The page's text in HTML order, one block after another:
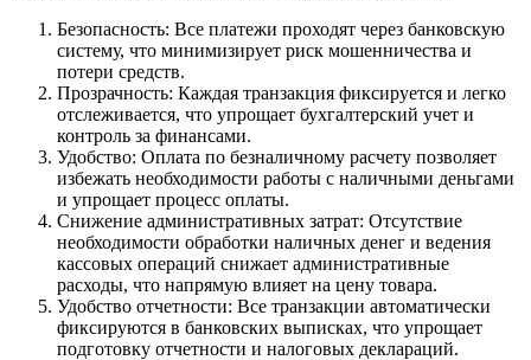
Безопасность: Все платежи проходят через банковскую
систему, что минимизирует риск мошенничества и
потери средств.
Прозрачность: Каждая транзакция фиксируется и легко
отслеживается, что упрощает бухгалтерский учет и
контроль за финансами.
Удобство: Оплата по безналичному расчету позволяет
избежать необходимости работы с наличными деньгами
и упрощает процесс оплаты.
Снижение административных затрат: Отсутствие
необходимости обработки наличных денег и ведения
кассовых операций снижает административные
расходы, что напрямую влияет на цену товара.
Удобство отчетности: Все транзакции автоматически
фиксируются в банковских выписках, что упрощает
подготовку отчетности и налоговых деклараций.